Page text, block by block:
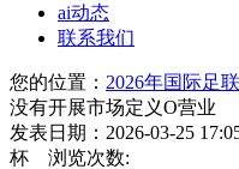
ai动态
联系我们
您的位置： 2026年国际足
没有开展市场定义O营业
发表日期：2026-03-25
杯 浏览次数: